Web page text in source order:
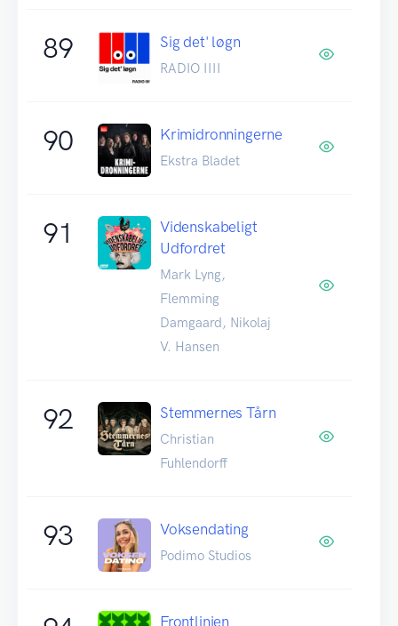
89 Sig det' løgn
RADIO IIII
90 Krimidronningerne
Ekstra Bladet
91
Videnskabeligt
Udfordret
Mark Lyng,
Flemming
Damgaard, Nikolaj
V. Hansen
92 Stemmernes Tårn
Christian
Fuhlendorff
93 Voksendating
Podimo Studios
Frontlinjen